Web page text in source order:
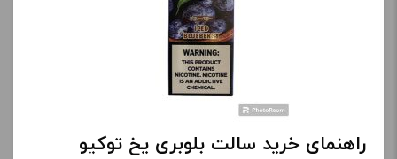
راهنمای خرید سالت بلوبری یخ توکیو